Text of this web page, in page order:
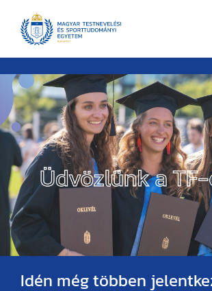
Idén még többen